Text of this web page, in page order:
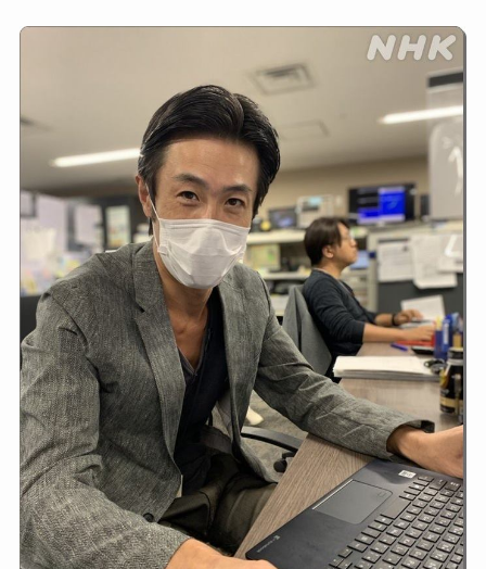
も調査！
片岡孝太郎の再婚妻・真麻の
顔画像！元嫁との離婚理由や
息子も調査！
福田こうへいの奥さんの顔写
真が美人！息子や夫妻の最新
情報や離婚の噂も調査！
大川橋蔵の奥さん・真理子は
今も生きてる？息子は俳優で
誰かも調査！
高木豊の妻は宮内千早！再婚
の馴れ初めに元嫁との結婚や
離婚もまとめた！